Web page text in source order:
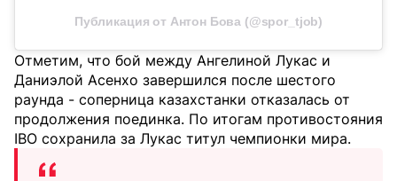
Публикация от Антон Бова (@spor_tjob)
Отметим, что бой между Ангелиной Лукас и
Даниэлой Асенхо завершился после шестого
раунда - соперница казахстанки отказалась от
продолжения поединка. По итогам противостояния
IBO сохранила за Лукас титул чемпионки мира.